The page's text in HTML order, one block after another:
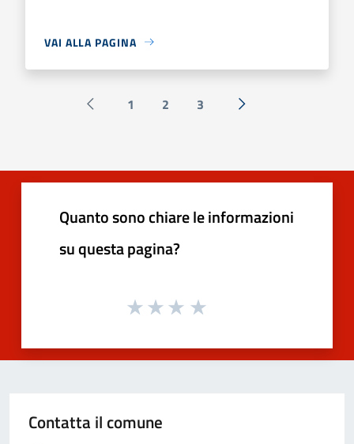
VAI ALLA PAGINA
Pagina precedente
1 2 3 Successiva »
Quanto sono chiare le informazioni
su questa pagina?
Contatta il comune